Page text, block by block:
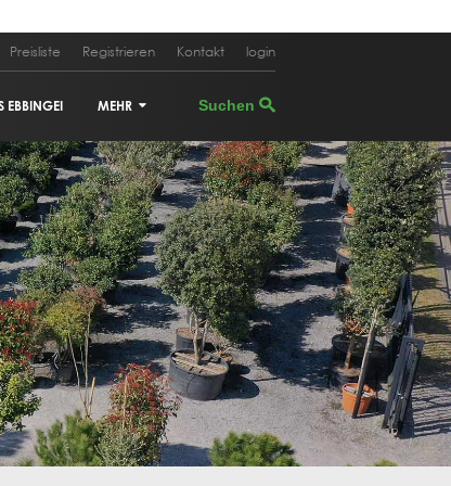
Preisliste Registrieren Kontakt login
EBBINGEI MEHR
PHOTINIA FRASERI 'RED ROBIN'
CUPRESSUS SEMPERVIRENS
PINUS PINEA
ILEX 'NELLIE STEVENS'
TRACHYCARPUS FORTUNEI
CERCIS CANADENSIS